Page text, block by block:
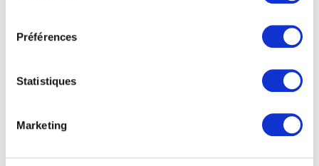
Préférences
Statistiques
Marketing